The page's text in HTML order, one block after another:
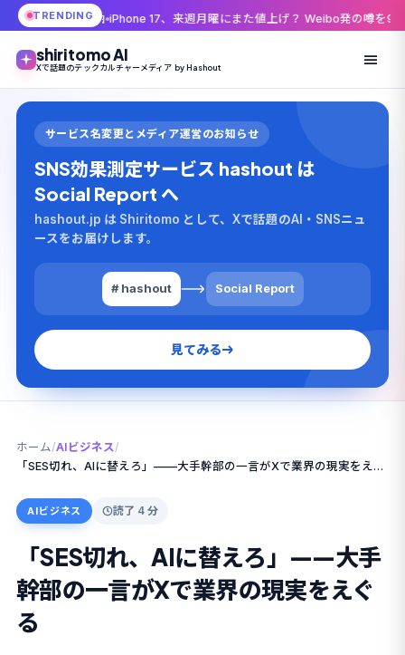
TRENDING
iPhone 17、来週月曜にまた値上げ？ Weibo発の噂を9to5Macが伝えた理由
shiritomo AI
Xで話題のテックカルチャーメディア by Hashout
サービス名変更とメディア運営のお知らせ
SNS効果測定サービス hashout は
Social Report へ
hashout.jp は Shiritomo として、Xで話題のAI・SNSニュ
ースをお届けします。
# hashout Social Report
見てみる
ホーム /AIビジネス /
「SES切れ、AIに替えろ」——大手幹部の一言がXで業界の現実をえぐる
AIビジネス 読了 4 分
「SES切れ、AIに替えろ」——大手
幹部の一言がXで業界の現実をえぐ
る